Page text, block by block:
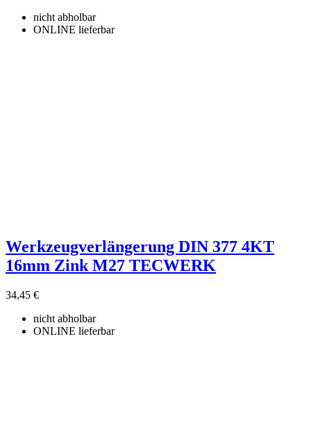
nicht abholbar
ONLINE lieferbar
Werkzeugverlängerung DIN 377 4KT
16mm Zink M27 TECWERK
34,45 €
nicht abholbar
ONLINE lieferbar